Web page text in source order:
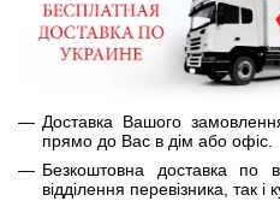
Доставка Вашого
прямо до Вас в дім або офіс.
Безкоштовна доставка по
відділення перевізника, так і